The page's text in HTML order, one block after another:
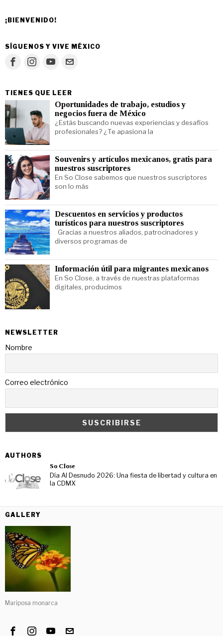
¡BIENVENIDO!
SÍGUENOS Y VIVE MÉXICO
TIENES QUE LEER
Oportunidades de trabajo, estudios y
negocios fuera de México
¿Estás buscando nuevas experiencias y desafíos
profesionales? ¿Te apasiona la
Souvenirs y artículos mexicanos, gratis para
nuestros suscriptores
En So Close sabemos que nuestros suscriptores
son lo más
Descuentos en servicios y productos
turísticos para nuestros suscriptores
Gracias a nuestros aliados, patrocinadores y
diversos programas de
Información útil para migrantes mexicanos
En So Close, a través de nuestras plataformas
digitales, producimos
NEWSLETTER
Nombre
Correo electrónico
AUTHORS
So Close
Día Al Desnudo 2026: Una fiesta de libertad y cultura en
la CDMX
GALLERY
Mariposa monarca